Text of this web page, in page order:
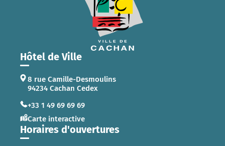
Hôtel de Ville
8 rue Camille-Desmoulins
94234 Cachan Cedex
+33 1 49 69 69 69
Carte interactive
Horaires d'ouvertures